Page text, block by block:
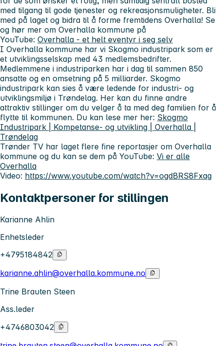
med tilgang til gode tjenester og rekreasjonsmuligheter. Bli
med på laget og bidra til å forme fremtidens Overhalla! Se
og hør mer om Overhalla kommune på
YouTube: Overhalla - et helt eventyr i seg selv
I Overhalla kommune har vi Skogmo industripark som er
et utviklingsselskap med 43 medlemsbedrifter.
Medlemmene i industriparken har i dag til sammen 850
ansatte og en omsetning på 5 milliarder. Skogmo
industripark kan sies å være ledende for industri- og
utviklingsmiljø i Trøndelag. Her kan du finne andre
attraktiv stillinger om du velger å ta med deg familien for å
flytte til kommunen. Du kan lese mer her: Skogmo
Industripark | Kompetanse- og utvikling | Overhalla |
Trøndelag
Trønder TV har laget flere fine reportasjer om Overhalla
kommune og du kan se dem på YouTube: Vi er alle
Overhalla
Video: https://www.youtube.com/watch?v=ogdBRS8Fxag
Kontaktpersoner for stillingen
Karianne Ahlin
Enhetsleder
+4795184842
karianne.ahlin@overhalla.kommune.no
Trine Brauten Steen
Ass.leder
+4746803042